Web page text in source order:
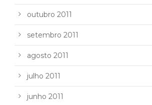
outubro 2011
setembro 2011
agosto 2011
julho 2011
junho 2011